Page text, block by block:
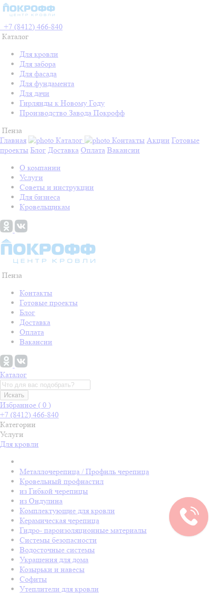
+7 (8412) 466-840
Каталог
Для кровли
Для забора
Для фасада
Для фундамента
Для дачи
Гирлянды к Новому Году
Производство Завода Покрофф
Пенза
Главная
Каталог Контакты Акции Готовые
проекты Блог Доставка Оплата Вакансии
О компании
Услуги
Советы и инструкции
Для бизнеса
Кровельщикам
Пенза
Контакты
Готовые проекты
Блог
Доставка
Оплата
Вакансии
Каталог
Искать
Избранное ( 0 )
+7 (8412) 466-840
Категории
Услуги
Для кровли
Металлочерепица / Профиль черепица
Кровельный профнастил
из Гибкой черепицы
из Ондулина
Комплектующие для кровли
Керамическая черепица
Гидро- пароизоляционные материалы
Системы безопасности
Водосточные системы
Украшения для дома
Козырьки и навесы
Софиты
Утеплители для кровли